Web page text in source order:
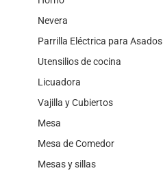
Nevera
Parrilla Eléctrica para Asados
Utensilios de cocina
Licuadora
Vajilla y Cubiertos
Mesa
Mesa de Comedor
Mesas y sillas